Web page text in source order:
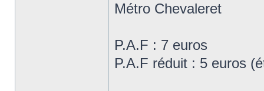
Métro Chevaleret
P.A.F : 7 euros
P.A.F réduit : 5 euros